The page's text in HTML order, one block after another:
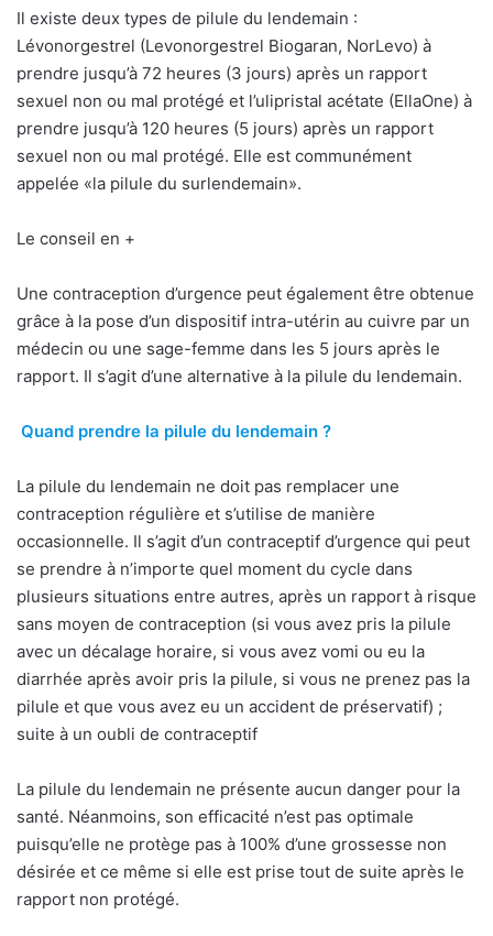
Il existe deux types de pilule du lendemain :
Lévonorgestrel (Levonorgestrel Biogaran, NorLevo) à
prendre jusqu’à 72 heures (3 jours) après un rapport
sexuel non ou mal protégé et l’ulipristal acétate (EllaOne) à
prendre jusqu’à 120 heures (5 jours) après un rapport
sexuel non ou mal protégé. Elle est communément
appelée «la pilule du surlendemain».
Le conseil en +
Une contraception d’urgence peut également être obtenue
grâce à la pose d’un dispositif intra-utérin au cuivre par un
médecin ou une sage-femme dans les 5 jours après le
rapport. Il s’agit d’une alternative à la pilule du lendemain.
Quand prendre la pilule du lendemain ?
La pilule du lendemain ne doit pas remplacer une
contraception régulière et s’utilise de manière
occasionnelle. Il s’agit d’un contraceptif d’urgence qui peut
se prendre à n’importe quel moment du cycle dans
plusieurs situations entre autres, après un rapport à risque
sans moyen de contraception (si vous avez pris la pilule
avec un décalage horaire, si vous avez vomi ou eu la
diarrhée après avoir pris la pilule, si vous ne prenez pas la
pilule et que vous avez eu un accident de préservatif) ;
suite à un oubli de contraceptif
La pilule du lendemain ne présente aucun danger pour la
santé. Néanmoins, son efficacité n’est pas optimale
puisqu’elle ne protège pas à 100% d’une grossesse non
désirée et ce même si elle est prise tout de suite après le
rapport non protégé.